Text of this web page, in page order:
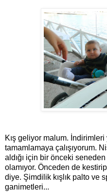
Kış geliyor malum.
tamamlamaya çalışıyorum.
aldığı için bir önceki
olamıyor. Önceden de
diye. Şimdilik kışlık palto ve
ganimetleri...